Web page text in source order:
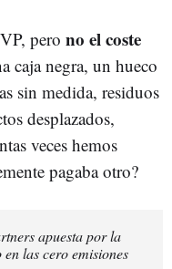
pero no el coste
caja negra, un hueco
sin medida, residuos
desplazados,
veces hemos
pagaba otro?
apuesta por la
las cero emisiones